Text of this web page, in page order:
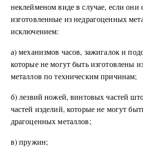
неклейменом виде в случае, если они
изготовленные из недрагоценных
исключением:
а) механизмов часов, зажигалок и
которые не могут быть изготовлены
металлов по техническим причинам;
б) лезвий ножей, винтовых частей
частей изделий, которые не могут
драгоценных металлов;
в) пружин;